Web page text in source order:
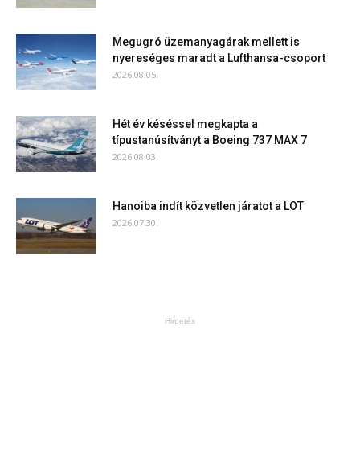
Megugró üzemanyagárak mellett is
nyereséges maradt a Lufthansa-csoport
2026.08.05.
Hét év késéssel megkapta a
típustanúsítványt a Boeing 737 MAX 7
2026.08.03.
Hanoiba indít közvetlen járatot a LOT
2026.07.30.
Hirdetés